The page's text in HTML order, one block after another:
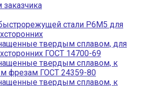
стали Р6М5 для
твердым сплавом, для
ГОСТ 14700-69
твердым сплавом, к
фрезам ГОСТ 24359-80
твердым сплавом, к